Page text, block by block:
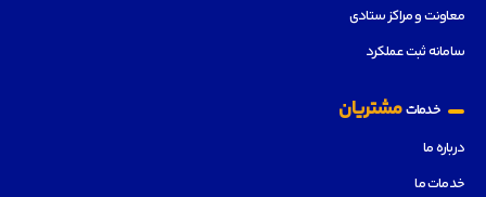
معاونت و مراکز ستادی
سامانه ثبت عملکرد
خدماتمشتریان
درباره ما
خدمات ما